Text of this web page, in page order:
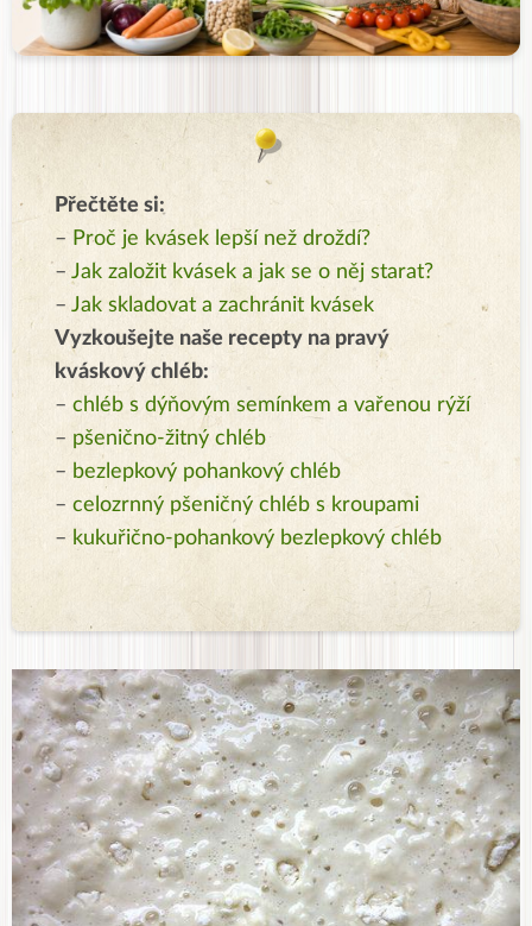
Přečtěte si:
– Proč je kvásek lepší než droždí?
– Jak založit kvásek a jak se o něj starat?
– Jak skladovat a zachránit kvásek
Vyzkoušejte naše recepty na pravý
kváskový chléb:
– chléb s dýňovým semínkem a vařenou rýží
– pšenično-žitný chléb
– bezlepkový pohankový chléb
– celozrnný pšeničný chléb s kroupami
– kukuřično-pohankový bezlepkový chléb